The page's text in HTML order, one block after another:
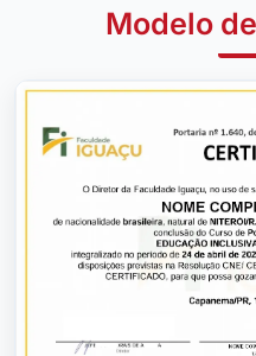
Modelo